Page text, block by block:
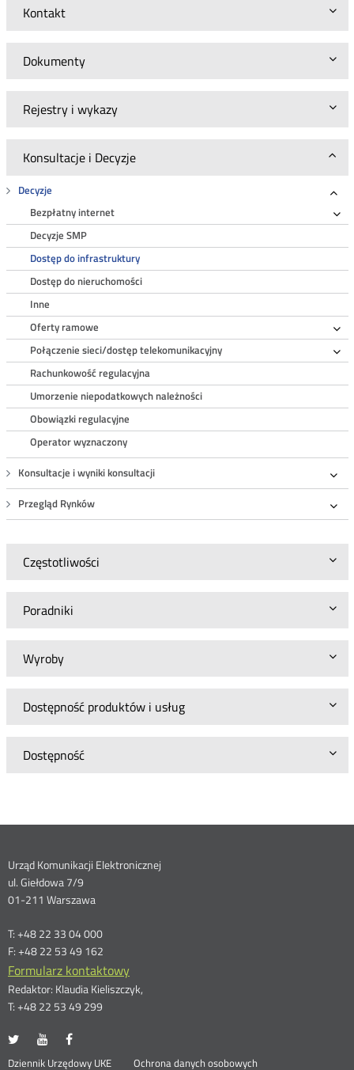
Kontakt
Dokumenty
Rejestry i wykazy
Konsultacje i Decyzje
Decyzje
Bezpłatny internet
Decyzje SMP
Dostęp do infrastruktury
Dostęp do nieruchomości
Inne
Oferty ramowe
Połączenie sieci/dostęp telekomunikacyjny
Rachunkowość regulacyjna
Umorzenie niepodatkowych należności
Obowiązki regulacyjne
Operator wyznaczony
Konsultacje i wyniki konsultacji
Przegląd Rynków
Częstotliwości
Poradniki
Wyroby
Dostępność produktów i usług
Dostępność
Dane
kontaktowe
Urząd Komunikacji Elektronicznej
ul. Giełdowa 7/9
01-211 Warszawa
T: +48 22 33 04 000
F: +48 22 53 49 162
Formularz kontaktowy
Redaktor: Klaudia Kieliszczyk,
T: +48 22 53 49 299
UKE
OtwórzUKE
Otwórz
Dziennik Urzędowy UKE Otwórz
Ochrona danych osobowych